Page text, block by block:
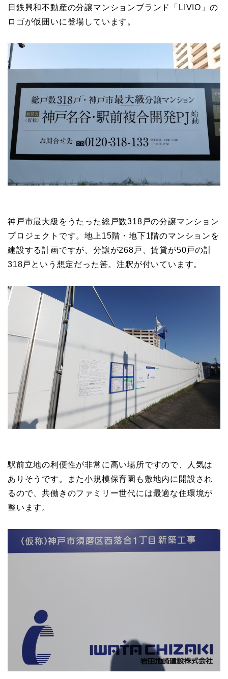
日鉄興和不動産の分譲マンションブランド「LIVIO」の
ロゴが仮囲いに登場しています。
神戸市最大級をうたった総戸数318戸の分譲マンション
プロジェクトです。地上15階・地下1階のマンションを
建設する計画ですが、分譲が268戸、賃貸が50戸の計
318戸という想定だった筈。注釈が付いています。
駅前立地の利便性が非常に高い場所ですので、人気は
ありそうです。また小規模保育園も敷地内に開設され
るので、共働きのファミリー世代には最適な住環境が
整います。